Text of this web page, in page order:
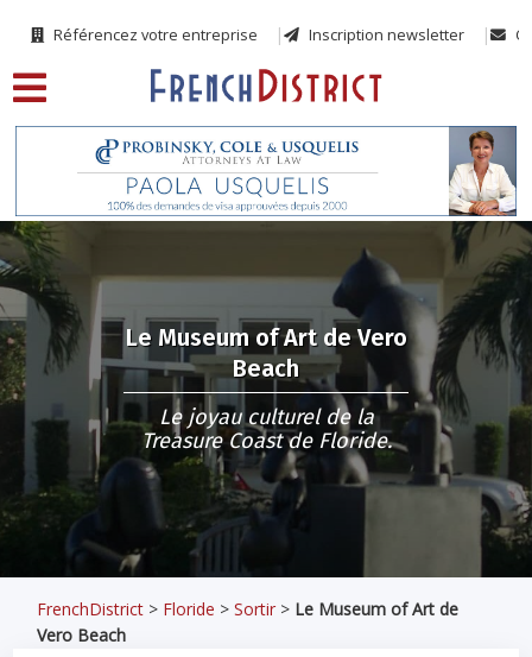
Référencez votre entreprise Inscription newsletter
Le Museum of Art de Vero
Beach
Le joyau culturel de la
Treasure Coast de Floride.
FrenchDistrict > Floride >Sortir > Le Museum of Art de
Vero Beach